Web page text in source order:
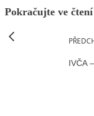
Pokračujte ve čtení
IVČA